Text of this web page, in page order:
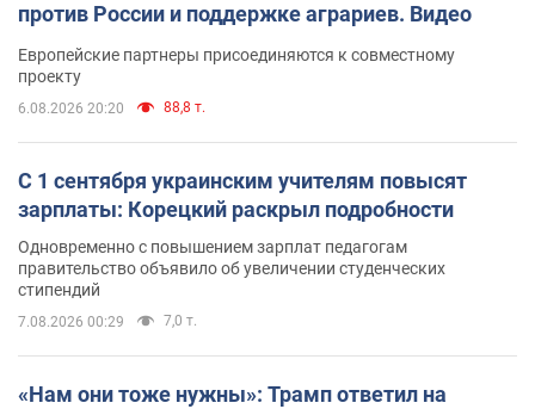
против России и поддержке аграриев. Видео
Европейские партнеры присоединяются к совместному
проекту
6.08.2026 20:20 88,8 т.
С 1 сентября украинским учителям повысят
зарплаты: Корецкий раскрыл подробности
Одновременно с повышением зарплат педагогам
правительство объявило об увеличении студенческих
стипендий
7.08.2026 00:29 7,0 т.
«Нам они тоже нужны»: Трамп ответил на